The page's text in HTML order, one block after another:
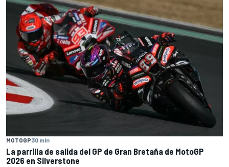
MOTOGP30 min
La parrilla de salida del GP de Gran Bretaña de MotoGP
2026 en Silverstone